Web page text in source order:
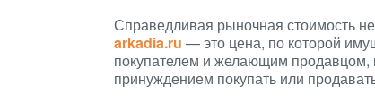
Справедливая рыночная стоимость
arkadia.ru — это цена, по которой
покупателем и желающим продавцом,
принуждением покупать или